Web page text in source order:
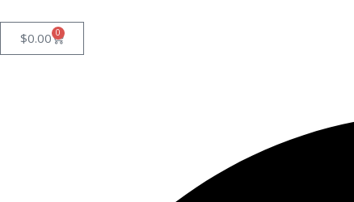
$0.00 0